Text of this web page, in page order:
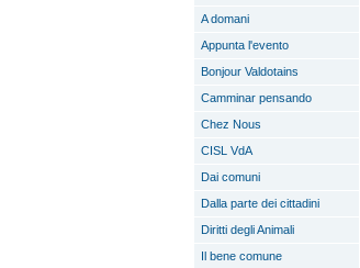
A domani
Appunta l'evento
Bonjour Valdotains
Camminar pensando
Chez Nous
CISL VdA
Dai comuni
Dalla parte dei cittadini
Diritti degli Animali
Il bene comune